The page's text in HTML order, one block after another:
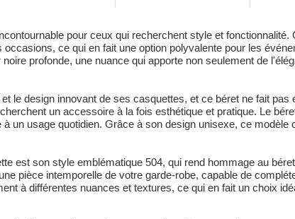
pour ceux qui recherchent style et
ce qui en fait une option polyvalente pour les
profonde, une nuance qui apporte non seulement de
le design innovant de ses casquettes, et ce béret ne fait
un accessoire à la fois esthétique et pratique. Le
un usage quotidien. Grâce à son design unisexe, ce
est son style emblématique 504, qui rend hommage au
pièce intemporelle de votre garde-robe, capable de
à différentes nuances et textures, ce qui en fait un choix